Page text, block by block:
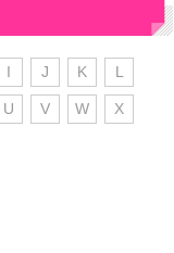
I J K L
U V W X